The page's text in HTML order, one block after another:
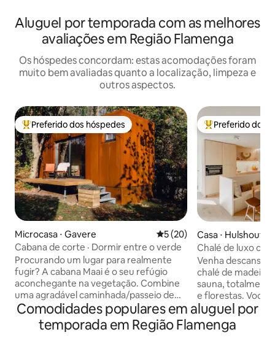
Aluguel por temporada com as melhores
avaliações em Região Flamenga
Os hóspedes concordam: estas acomodações foram
muito bem avaliadas quanto a localização, limpeza e
outros aspectos.
Entre os melhores preferidos dos hóspedes
Preferido dos hóspedes
Microcasa ⋅ Gavere 5 de uma avaliação média
5 (20)
Cabana de corte · Dormir entre o verde
Procurando um lugar para realmente
fugir? A cabana Maai é o seu refúgio
aconchegante na vegetação. Combine
uma agradável caminhada/passeio de
bicicleta ou uma pausa na cidade com
uma noite encantadora em nossa
casinha. Acorde com vista para as
Entre os
Preferido dos
Casa ⋅ Hulshout
Chalé de luxo
tranquilidade
Venha descansar
chalé de madeira
sauna,
e florestas. Você
reserva natural
fazer um passeio
as muitas trilhas
Comodidades populares em aluguel por
temporada em Região Flamenga